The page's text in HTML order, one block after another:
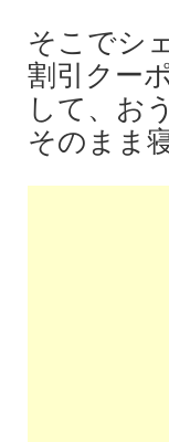
そこでシ
割引クー
して、お
そのまま